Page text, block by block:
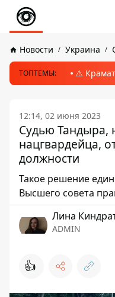
Новости Украина
ТОПТЕМЫ: ⚠️
12:14, 02 июня 2023
Судью Тандыра,
нацгвардейца,
должности
Такое решение
Высшего совета
Лина
ADMIN
👍